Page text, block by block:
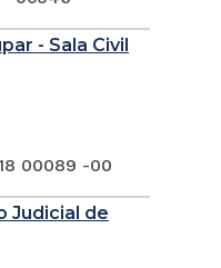
- Sala Civil
00089 -00
Judicial de